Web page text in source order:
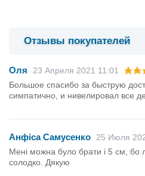
Отзывы покупателей
Оля
23 Апреля 2021 11:01
Большое спасибо за быструю
симпатично, и нивелировал все
Анфіса Самусенко 25 Июля
Мені можна було брати і 5 см, бо
солодко. Дякую